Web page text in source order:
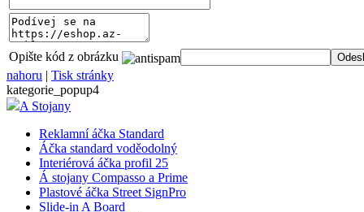
Opište kód z obrázku
nahoru | Tisk stránky
kategorie_popup4
A Stojany
Reklamní áčka Standard
Áčka standard voděodolný
Interiérová áčka profil 25
Á stojany Compasso a Prime
Plastové áčka Street SignPro
Slide-in A Board